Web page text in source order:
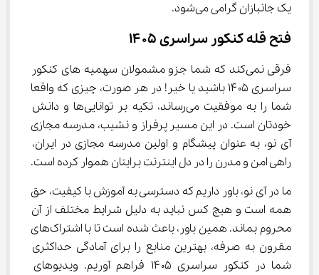
یک جانبازان گرامی می‌شود.
فتح قله کنکور سراسری ۱۴۰۵
فرقی نمی‌کند که شما جزو مشمولان سهمیه های کنکور
سراسری ۱۴۰۵ باشید یا خیر! در هر صورت، چیزی که واقعا
شما را به موفقیت می‌رساند، تکیه بر توانایی‌ها و دانش
خودتان است. در این مسیر پرفراز و نشیب، مدرسه مجازی
آی نو، به عنوان پیشگام و اولین مدرسه مجازی در ایران،
راهی امن و مدرن را در دل اینترنت برایتان هموار کرده است.
ما در آی نو، باور داریم که دسترسی به آموزش با کیفیت، حق
همه است و هیچ کس نباید به دلیل شرایط مختلف از آن
محروم بماند. همین باور، باعث شده است تا با اشتراک‌های
مقرون به صرفه، بهترین منابع را برای آمادگی حداکثری
شما در کنکور سراسری ۱۴۰۵ فراهم آوریم. ویدیوهای